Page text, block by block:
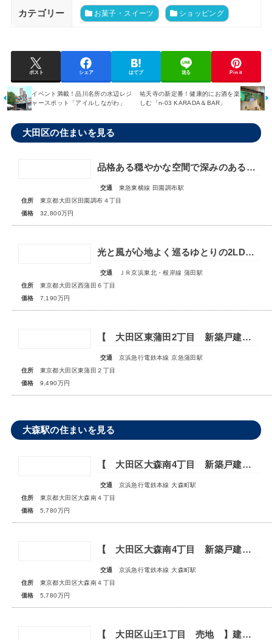
カテゴリー お菓子・スイーツ ショッピング
ポスト シェア はてブ 送る Pin it
イベント満載！品川名所の水辺レジ
ャースポット「アイルしながわ」
祐天寺の新定番！健康的にお酒を楽
しむ「n-03 KARADA＆BAR」
大田区の住まいを見る
品格ある穏やかな空間で深みのある暮らし【大田区田園調布4丁目 中古戸建】
交通
東急東横線 田園調布駅
住所
東京都大田区田園調布４丁目
価格
32,800万円
光と風が心地よく巡るゆとりの2LDK空間！【 ガーデンホーム西蒲田 】
交通
ＪＲ京浜東北・根岸線 蒲田駅
住所
東京都大田区西蒲田６丁目
価格
7,190万円
【 大田区東蒲田2丁目 新築戸建 】―設備充実の快適邸宅―
交通
京浜急行電鉄本線 京急蒲田駅
住所
東京都大田区東蒲田２丁目
価格
9,490万円
大森駅の住まいを見る
【 大田区大森南4丁目 新築戸建 】―家族の笑顔溢れる邸宅―
交通
京浜急行電鉄本線 大森町駅
住所
東京都大田区大森南４丁目
価格
5,780万円
【 大田区大森南4丁目 新築戸建 】―家族の笑顔溢れる邸宅―
交通
京浜急行電鉄本線 大森町駅
住所
東京都大田区大森南４丁目
価格
5,780万円
【 大田区山王1丁目 売地 】建築条件無であなただけのマイホームを